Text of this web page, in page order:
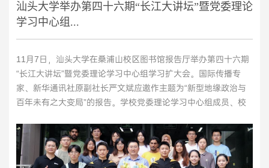
汕头大学举办第四十六期“长江大讲坛”暨党委理论
学习中心组...
11月7日，汕头大学在桑浦山校区图书馆报告厅举办第四十六期
“长江大讲坛”暨党委理论学习中心组学习扩大会。国际传播专
家、新华通讯社原副社长严文斌应邀作主题为“新型地缘政治与
百年未有之大变局”的报告。学校党委理论学习中心组成员、校
学院师生代表、校本部共青团干部等参加学习。校党委副书记周
镇松主持会议。严文斌以中美关系为切入点，通过丰富生动的具
体案例，介绍了中美关系当前面临的复杂局面，... >>